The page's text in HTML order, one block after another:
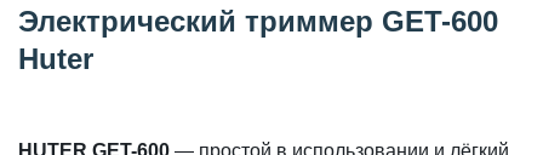
Электрический триммер GET-600
Huter